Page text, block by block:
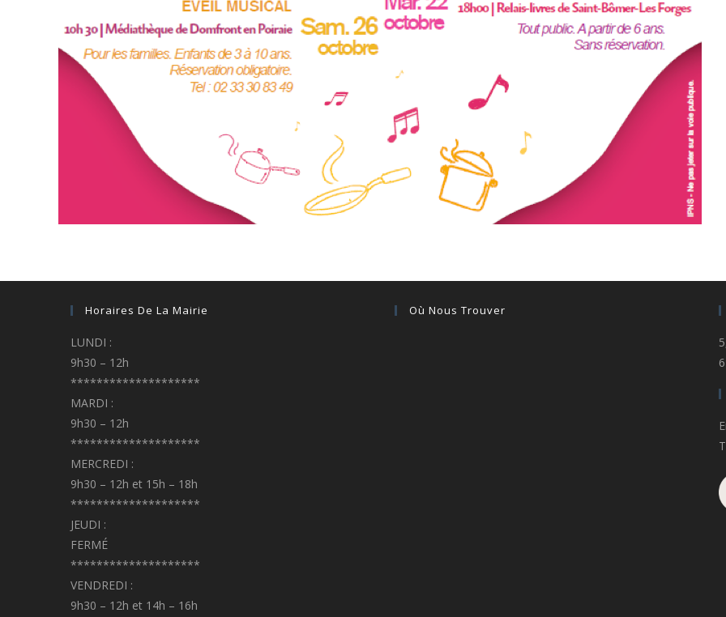
Horaires De La Mairie
LUNDI :
9h30 – 12h
********************
MARDI :
9h30 – 12h
********************
MERCREDI :
9h30 – 12h et 15h – 18h
********************
JEUDI :
FERMÉ
********************
VENDREDI :
9h30 – 12h et 14h – 16h
Où Nous Trouver